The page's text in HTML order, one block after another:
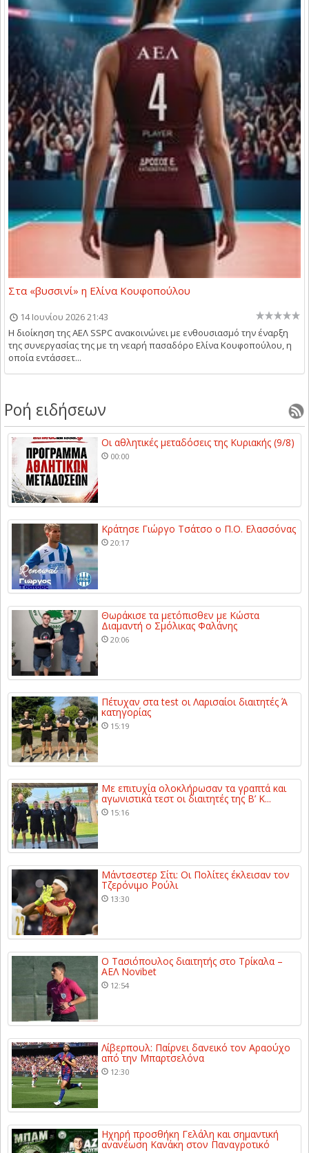
Στα «βυσσινί» η Ελίνα Κουφοπούλου
14 Ιουνίου 2026 21:43
Η διοίκηση της ΑΕΛ SSPC ανακοινώνει με ενθουσιασμό την έναρξη
της συνεργασίας της με τη νεαρή πασαδόρο Ελίνα Κουφοπούλου, η
οποία εντάσσετ...
Ροή ειδήσεων
Οι αθλητικές μεταδόσεις της Κυριακής (9/8)
00:00
Κράτησε Γιώργο Τσάτσο ο Π.Ο. Ελασσόνας
20:17
Θωράκισε τα μετόπισθεν με Κώστα
Διαμαντή ο Σμόλικας Φαλάνης
20:06
Πέτυχαν στα test οι Λαρισαίοι διαιτητές Ά
κατηγορίας
15:19
Με επιτυχία ολοκλήρωσαν τα γραπτά και
αγωνιστικά τεστ οι διαιτητές της Β’ Κ...
15:16
Μάντσεστερ Σίτι: Οι Πολίτες έκλεισαν τον
Τζερόνιμο Ρούλι
13:30
Ο Τασιόπουλος διαιτητής στο Τρίκαλα –
ΑΕΛ Novibet
12:54
Λίβερπουλ: Παίρνει δανεικό τον Αραούχο
από την Μπαρτσελόνα
12:30
Ηχηρή προσθήκη Γελάλη και σημαντική
ανανέωση Κανάκη στον Παναγροτικό